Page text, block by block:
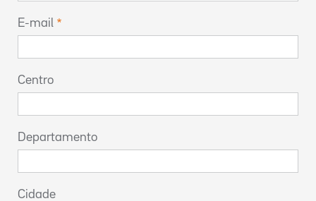
E-mail
Centro
Departamento
Cidade